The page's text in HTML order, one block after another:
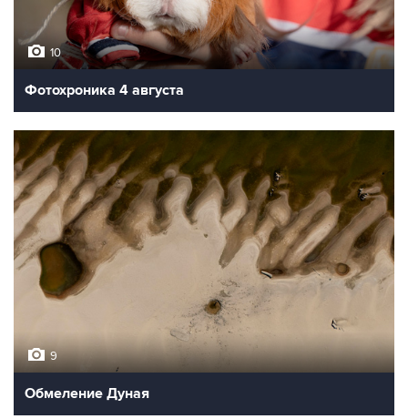
10
Фотохроника 4 августа
9
Обмеление Дуная